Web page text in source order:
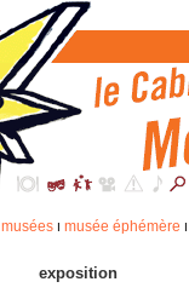
musées I musée éphémère
exposition